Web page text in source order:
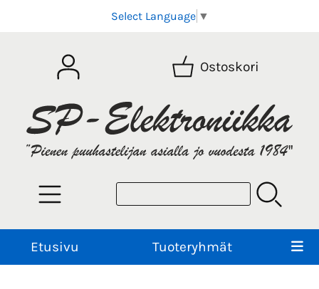
Select Language ▼
Ostoskori
Etusivu Tuoteryhmät